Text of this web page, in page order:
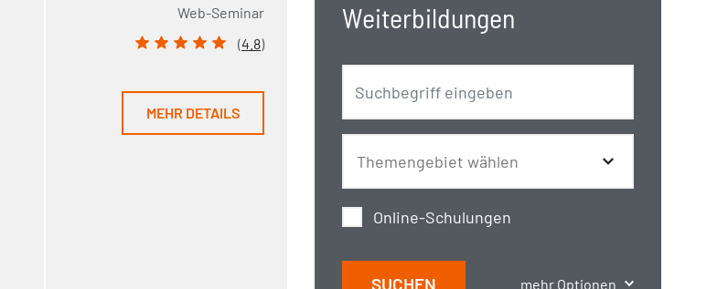
Web-Seminar
(4.8)
MEHR DETAILS
Weiterbildungen
Online-Schulungen
SUCHEN mehr Optionen